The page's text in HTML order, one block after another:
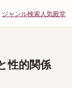
ジャンル検索人気殿堂
性的関係